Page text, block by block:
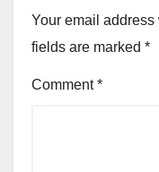
Your email
fields are marked *
Comment*